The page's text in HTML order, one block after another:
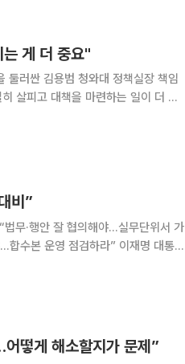
게 더 중요"
둘러싼 김용범 청와대 정책실장 책임
살피고 대책을 마련하는 일이 더 중
뿐 아니라 민생에 미치는 영향도 매
비”
무·행안 잘 협의해야…실무단위서 가
합수본 운영 점검하라” 이재명 대통령
가 문제”라며 대비책 마련을 지시했
떻게 해소할지가 문제”